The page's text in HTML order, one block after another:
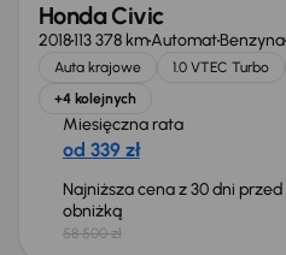
Honda Civic
2018113 378 kmAutomatBenzyna
Auta krajowe 1.0 VTEC Turbo
+4 kolejnych
Miesięczna rata
od 339 zł
Najniższa cena z 30 dni przed
obniżką
58 500 zł
Taniej o 2 500 zł